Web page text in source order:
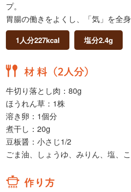
プ。
胃腸の働きをよくし、「気」を全
1人分227kcal 塩分2.4g
牛切り落とし肉：80g
ほうれん草：1株
溶き卵：1個分
煮干し：20g
豆板醤：小さじ1/2
ごま油、しょうゆ、みりん、塩、